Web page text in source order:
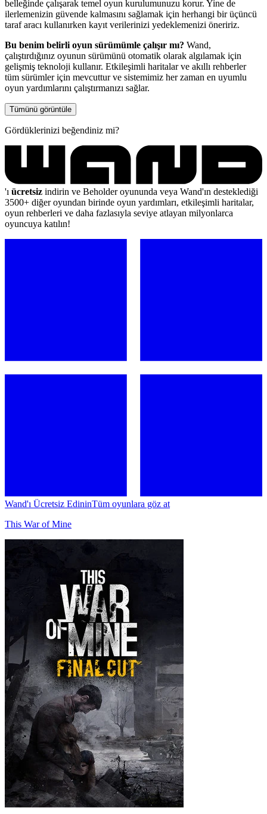
belleğinde çalışarak temel oyun kurulumunuzu korur. Yine de
ilerlemenizin güvende kalmasını sağlamak için herhangi bir üçüncü
taraf aracı kullanırken kayıt verilerinizi yedeklemenizi öneririz.
Bu benim belirli oyun sürümümle çalışır mı? Wand,
çalıştırdığınız oyunun sürümünü otomatik olarak algılamak için
gelişmiş teknoloji kullanır. Etkileşimli haritalar ve akıllı rehberler
tüm sürümler için mevcuttur ve sistemimiz her zaman en uyumlu
oyun yardımlarını çalıştırmanızı sağlar.
Tümünü görüntüle
Gördüklerinizi beğendiniz mi?
'ı ücretsiz indirin ve Beholder oyununda veya Wand'ın desteklediği
3500+ diğer oyundan birinde oyun yardımları, etkileşimli haritalar,
oyun rehberleri ve daha fazlasıyla seviye atlayan milyonlarca
oyuncuya katılın!
Wand'ı Ücretsiz EdininTüm oyunlara göz at
This War of Mine